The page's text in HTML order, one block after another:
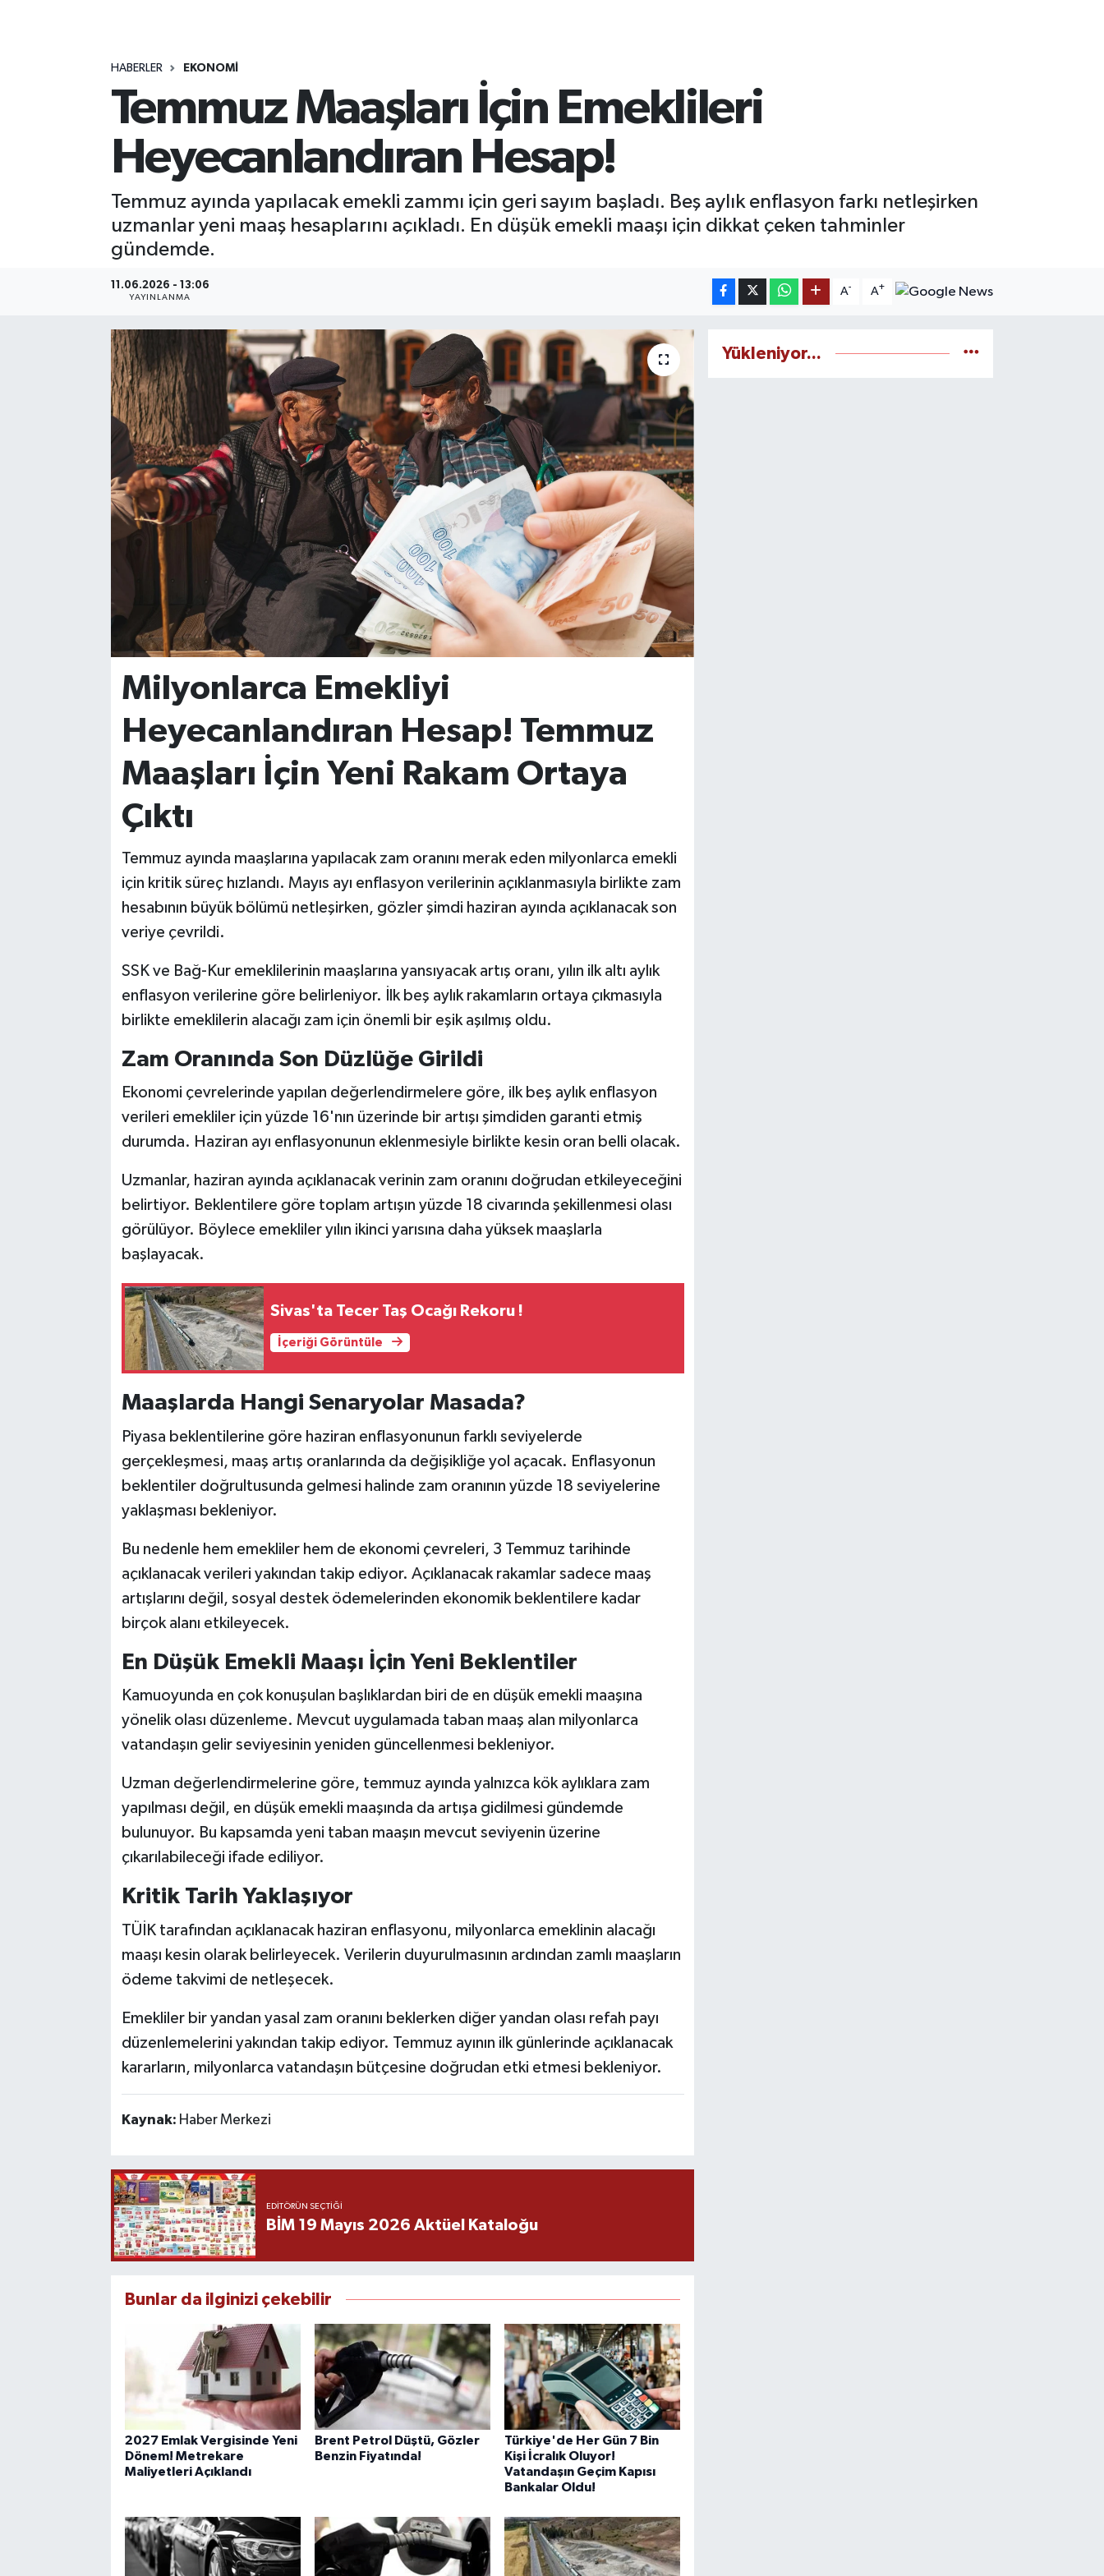
HABERLER EKONOMİ
Temmuz Maaşları İçin Emeklileri
Heyecanlandıran Hesap!
Temmuz ayında yapılacak emekli zammı için geri sayım başladı. Beş aylık enflasyon farkı netleşirken
uzmanlar yeni maaş hesaplarını açıkladı. En düşük emekli maaşı için dikkat çeken tahminler
gündemde.
11.06.2026 - 13:06
YAYINLANMA
A- A+
Milyonlarca Emekliyi
Heyecanlandıran Hesap! Temmuz
Maaşları İçin Yeni Rakam Ortaya
Çıktı
Temmuz ayında maaşlarına yapılacak zam oranını merak eden milyonlarca emekli
için kritik süreç hızlandı. Mayıs ayı enflasyon verilerinin açıklanmasıyla birlikte zam
hesabının büyük bölümü netleşirken, gözler şimdi haziran ayında açıklanacak son
veriye çevrildi.
SSK ve Bağ-Kur emeklilerinin maaşlarına yansıyacak artış oranı, yılın ilk altı aylık
enflasyon verilerine göre belirleniyor. İlk beş aylık rakamların ortaya çıkmasıyla
birlikte emeklilerin alacağı zam için önemli bir eşik aşılmış oldu.
Zam Oranında Son Düzlüğe Girildi
Ekonomi çevrelerinde yapılan değerlendirmelere göre, ilk beş aylık enflasyon
verileri emekliler için yüzde 16'nın üzerinde bir artışı şimdiden garanti etmiş
durumda. Haziran ayı enflasyonunun eklenmesiyle birlikte kesin oran belli olacak.
Uzmanlar, haziran ayında açıklanacak verinin zam oranını doğrudan etkileyeceğini
belirtiyor. Beklentilere göre toplam artışın yüzde 18 civarında şekillenmesi olası
görülüyor. Böylece emekliler yılın ikinci yarısına daha yüksek maaşlarla
başlayacak.
Sivas'ta Tecer Taş Ocağı Rekoru !
İçeriği Görüntüle
Maaşlarda Hangi Senaryolar Masada?
Piyasa beklentilerine göre haziran enflasyonunun farklı seviyelerde
gerçekleşmesi, maaş artış oranlarında da değişikliğe yol açacak. Enflasyonun
beklentiler doğrultusunda gelmesi halinde zam oranının yüzde 18 seviyelerine
yaklaşması bekleniyor.
Bu nedenle hem emekliler hem de ekonomi çevreleri, 3 Temmuz tarihinde
açıklanacak verileri yakından takip ediyor. Açıklanacak rakamlar sadece maaş
artışlarını değil, sosyal destek ödemelerinden ekonomik beklentilere kadar
birçok alanı etkileyecek.
En Düşük Emekli Maaşı İçin Yeni Beklentiler
Kamuoyunda en çok konuşulan başlıklardan biri de en düşük emekli maaşına
yönelik olası düzenleme. Mevcut uygulamada taban maaş alan milyonlarca
vatandaşın gelir seviyesinin yeniden güncellenmesi bekleniyor.
Uzman değerlendirmelerine göre, temmuz ayında yalnızca kök aylıklara zam
yapılması değil, en düşük emekli maaşında da artışa gidilmesi gündemde
bulunuyor. Bu kapsamda yeni taban maaşın mevcut seviyenin üzerine
çıkarılabileceği ifade ediliyor.
Kritik Tarih Yaklaşıyor
TÜİK tarafından açıklanacak haziran enflasyonu, milyonlarca emeklinin alacağı
maaşı kesin olarak belirleyecek. Verilerin duyurulmasının ardından zamlı maaşların
ödeme takvimi de netleşecek.
Emekliler bir yandan yasal zam oranını beklerken diğer yandan olası refah payı
düzenlemelerini yakından takip ediyor. Temmuz ayının ilk günlerinde açıklanacak
kararların, milyonlarca vatandaşın bütçesine doğrudan etki etmesi bekleniyor.
Kaynak: Haber Merkezi
EDITÖRÜN SEÇTIĞI
BİM 19 Mayıs 2026 Aktüel Kataloğu
Bunlar da ilginizi çekebilir
2027 Emlak Vergisinde Yeni
Dönem! Metrekare
Maliyetleri Açıklandı
Brent Petrol Düştü, Gözler
Benzin Fiyatında!
Türkiye'de Her Gün 7 Bin
Kişi İcralık Oluyor!
Vatandaşın Geçim Kapısı
Bankalar Oldu!
Yükleniyor...
ÖZEL HABER
RESMİ İLANLAR
SOSYAL YARDIMLAR
SPONSORLU YAZI
TEKNOLOJİ